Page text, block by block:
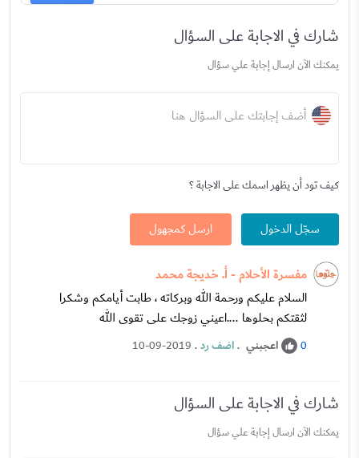
شارك في الاجابة على السؤال
يمكنك الآن ارسال إجابة علي سؤال
أضف إجابتك على السؤال هنا
كيف تود أن يظهر اسمك على الاجابة ؟
سجّل الدخول ارسل كمجهول
مفسرة الأحلام - أ. خديجة محمد
السلام عليكم ورحمة الله وبركاته ، طابت أيامكم وشكرا
لثقتكم بحلوها ....اعيني زوجك على تقوى الله
0 اعجبني .اضف رد.
10-09-2019
شارك في الاجابة على السؤال
يمكنك الآن ارسال إجابة علي سؤال